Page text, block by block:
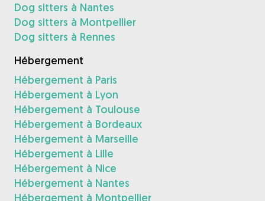
Dog sitters à Nantes
Dog sitters à Montpellier
Dog sitters à Rennes
Hébergement
Hébergement à Paris
Hébergement à Lyon
Hébergement à Toulouse
Hébergement à Bordeaux
Hébergement à Marseille
Hébergement à Lille
Hébergement à Nice
Hébergement à Nantes
Hébergement à Montpellier